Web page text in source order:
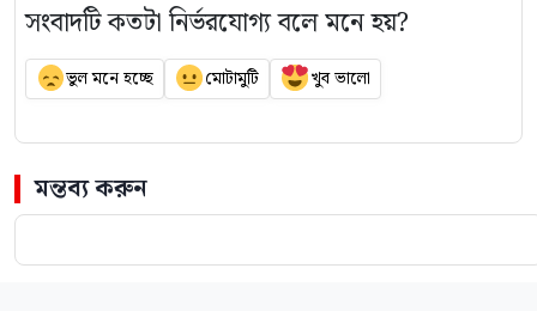
সংবাদটি কতটা নির্ভরযোগ্য বলে মনে হয়?
ভুল মনে হচ্ছে মোটামুটি খুব ভালো
মন্তব্য করুন